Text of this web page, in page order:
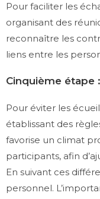
Pour faciliter les
organisant des
reconnaître les
liens entre les
Cinquième étape
Pour éviter les
établissant des
favorise un climat
participants, afin
En suivant ces
personnel.